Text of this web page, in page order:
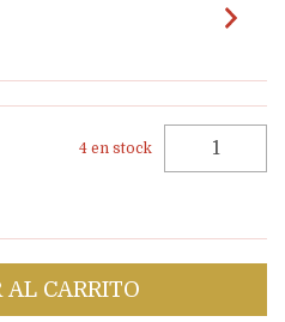
4 en stock